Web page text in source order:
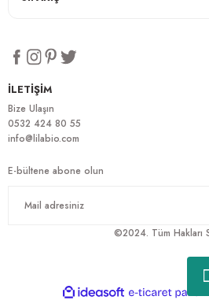
İLETİŞİM
Bize Ulaşın
0532 424 80 55
info@lilabio.com
E-bültene abone olun
©2024. Tüm Hakları
ideasoft